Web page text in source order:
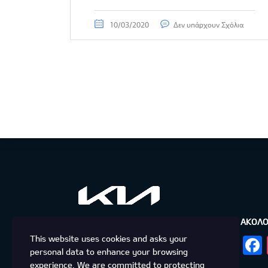
10/03/2020 Δεν υπάρχουν Σχόλια
Ζητήστε Προσφορά
This website uses cookies and asks your
personal data to enhance your browsing
experience. We are committed to protecting